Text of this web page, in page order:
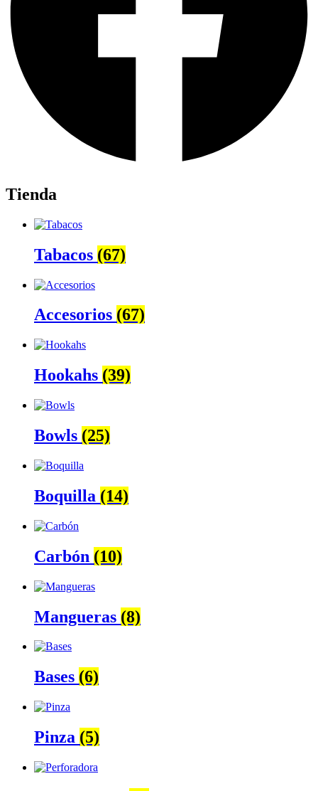
Tienda
Tabacos (67)
Accesorios (67)
Hookahs (39)
Bowls (25)
Boquilla (14)
Carbón (10)
Mangueras (8)
Bases (6)
Pinza (5)